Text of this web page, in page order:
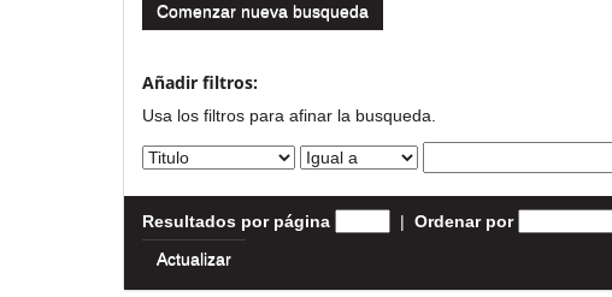
Comenzar nueva busqueda
Añadir filtros:
Usa los filtros para afinar la busqueda.
Resultados por página | Ordenar por